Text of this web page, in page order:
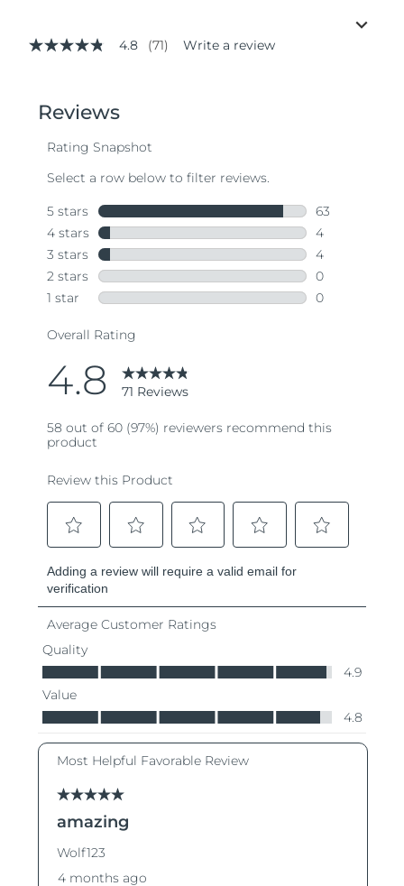
4.8
stars,
average
value.
Same
page
link.
4.8 (71) Write a review